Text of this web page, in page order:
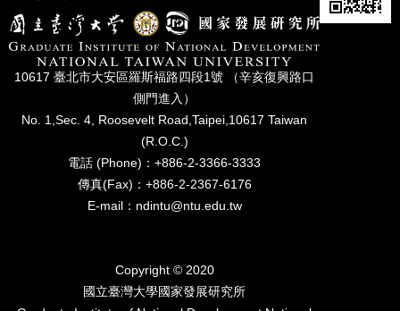
期
刊
試
區
10617 臺北市⼤安區羅斯福路四段1號 （辛亥復興路⼝
側⾨進入）
No. 1,Sec. 4, Roosevelt Road,Taipei,10617 Taiwan
(R.O.C.)
電話 (Phone)：+886-2-3366-3333
傳真(Fax)：+886-2-2367-6176
E-mail：ndintu@ntu.edu.tw
Copyright © 2020
國立臺灣⼤學國家發展研究所